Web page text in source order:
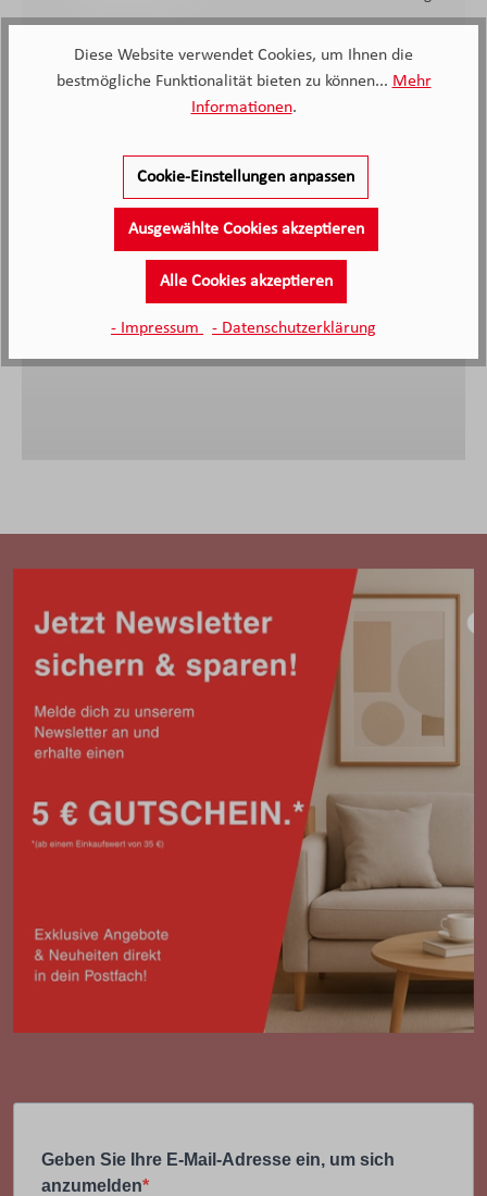
Sehr gute und freundliche Beratung ohne Zeitdruck,
Lieferzeit eingehalten, das Möbelhaus ist sehr sauber
und geräumigt, wir sind sehr zufrieden.
Anonymer Kunde, Kunde von Möbel Knappstein
Geben Sie Ihre E-Mail-Adresse ein, um sich
anzumelden
Diese Website verwendet Cookies, um Ihnen die
bestmögliche Funktionalität bieten zu können... Mehr
Informationen.
Cookie-Einstellungen anpassen
Ausgewählte Cookies akzeptieren
Alle Cookies akzeptieren
- Impressum - Datenschutzerklärung